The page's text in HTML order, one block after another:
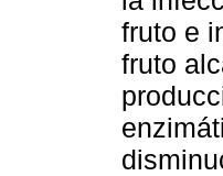
fruto e
fruto